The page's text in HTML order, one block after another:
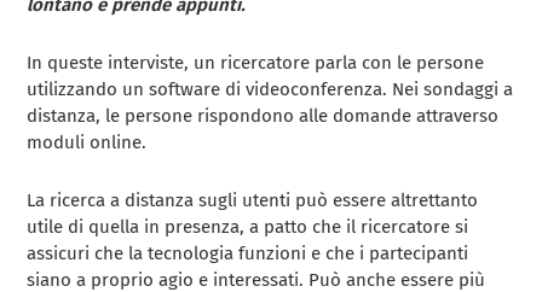
lontano e prende appunti.
In queste interviste, un ricercatore parla con le persone
utilizzando un software di videoconferenza. Nei sondaggi a
distanza, le persone rispondono alle domande attraverso
moduli online.
La ricerca a distanza sugli utenti può essere altrettanto
utile di quella in presenza, a patto che il ricercatore si
assicuri che la tecnologia funzioni e che i partecipanti
siano a proprio agio e interessati. Può anche essere più